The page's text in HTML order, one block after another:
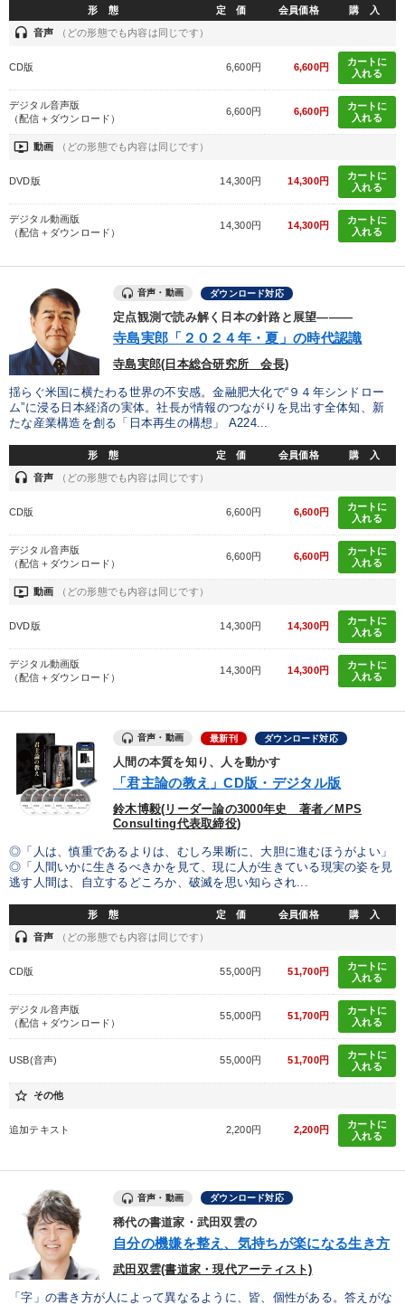
形 態 定 価 会員価格 購 入
headset 音声 （どの形態でも内容は同じです）
CD版 6,600円 6,600円
カートに
入れる
デジタル音声版
（配信＋ダウンロード）
6,600円 6,600円
カートに
入れる
ondemand_video 動画 （どの形態でも内容は同じです）
DVD版 14,300円 14,300円
カートに
入れる
デジタル動画版
（配信＋ダウンロード）
14,300円 14,300円
カートに
入れる
音声・動画 ダウンロード対応
定点観測で読み解く日本の針路と展望―――
寺島実郎「２０２４年・夏」の時代認識
寺島実郎(日本総合研究所 会長)
揺らぐ米国に横たわる世界の不安感。金融肥大化で“９４年シンドロー
ム”に浸る日本経済の実体。社長が情報のつながりを見出す全体知、新
たな産業構造を創る「日本再生の構想」 A224...
形 態 定 価 会員価格 購 入
headset 音声 （どの形態でも内容は同じです）
CD版 6,600円 6,600円
カートに
入れる
デジタル音声版
（配信＋ダウンロード）
6,600円 6,600円
カートに
入れる
ondemand_video 動画 （どの形態でも内容は同じです）
DVD版 14,300円 14,300円
カートに
入れる
デジタル動画版
（配信＋ダウンロード）
14,300円 14,300円
カートに
入れる
音声・動画 最新刊 ダウンロード対応
人間の本質を知り、人を動かす
「君主論の教え」CD版・デジタル版
鈴木博毅(リーダー論の3000年史 著者／MPS
Consulting代表取締役)
◎「人は、慎重であるよりは、むしろ果断に、大胆に進むほうがよい」
◎「人間いかに生きるべきかを見て、現に人が生きている現実の姿を見
逃す人間は、自立するどころか、破滅を思い知らされ...
形 態 定 価 会員価格 購 入
headset 音声 （どの形態でも内容は同じです）
CD版 55,000円 51,700円
カートに
入れる
デジタル音声版
（配信＋ダウンロード）
55,000円 51,700円
カートに
入れる
USB(音声) 55,000円 51,700円
カートに
入れる
star_border その他
追加テキスト 2,200円 2,200円
カートに
入れる
音声・動画 ダウンロード対応
稀代の書道家・武田双雲の
自分の機嫌を整え、気持ちが楽になる生き方
武田双雲(書道家・現代アーティスト)
「字」の書き方が人によって異なるように、皆、個性がある。答えがな